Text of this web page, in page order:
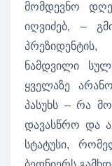
მომდევნო
იღვიძებ, –
ნამდვილი
ყველაზე
პასუხს – რა
დავასწრო და
სტატუსი,